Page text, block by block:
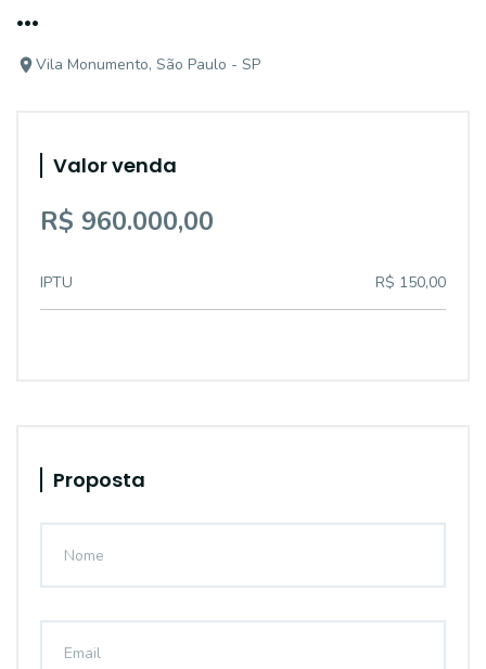
...
Vila Monumento, São Paulo - SP
Valor venda
R$ 960.000,00
IPTU R$ 150,00
Proposta